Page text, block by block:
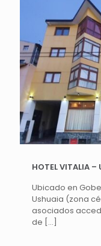
HOTEL VITALIA –
Ubicado en
Ushuaia (zona
asociados
de […]